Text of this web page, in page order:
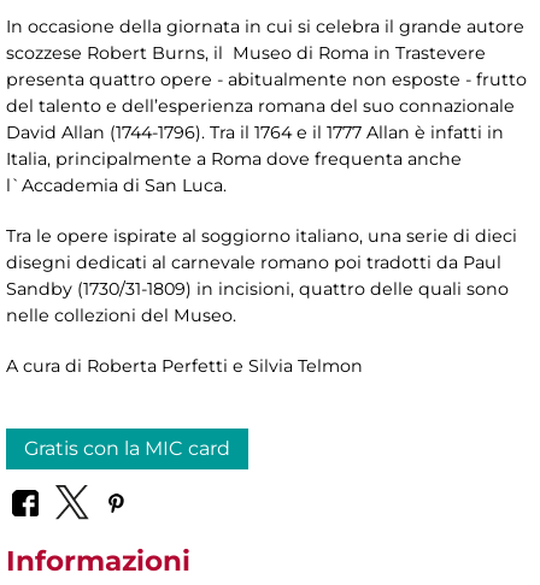
In occasione della giornata in cui si celebra il grande autore
scozzese Robert Burns, il Museo di Roma in Trastevere
presenta quattro opere - abitualmente non esposte - frutto
del talento e dell’esperienza romana del suo connazionale
David Allan (1744-1796). Tra il 1764 e il 1777 Allan è infatti in
Italia, principalmente a Roma dove frequenta anche
l`Accademia di San Luca.
Tra le opere ispirate al soggiorno italiano, una serie di dieci
disegni dedicati al carnevale romano poi tradotti da Paul
Sandby (1730/31-1809) in incisioni, quattro delle quali sono
nelle collezioni del Museo.
A cura di Roberta Perfetti e Silvia Telmon
Gratis con la MIC card
Informazioni